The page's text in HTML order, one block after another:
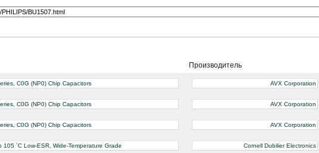
Производитель
C0G (NP0) Chip Capacitors AVX Corporation
C0G (NP0) Chip Capacitors AVX Corporation
C0G (NP0) Chip Capacitors AVX Corporation
105 `C Low-ESR, Wide-Temperature Grade Cornell Dubilier Electronics